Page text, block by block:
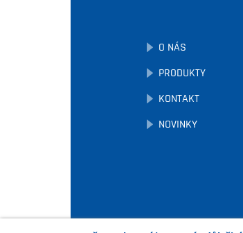
O NÁS
PRODUKTY
KONTAKT
NOVINKY